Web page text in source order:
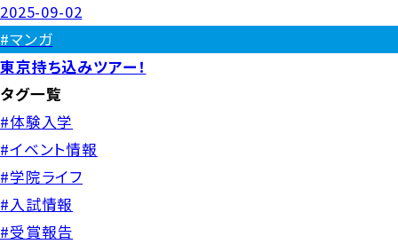
2025-09-02
#マンガ
東京持ち込みツアー！
タグ一覧
#体験入学
#イベント情報
#学院ライフ
#入試情報
#受賞報告